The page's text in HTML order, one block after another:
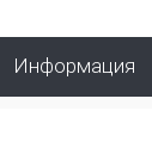
Информация